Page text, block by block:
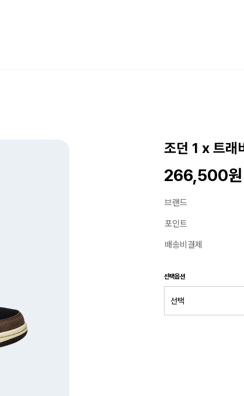
조던 1 x 트래
266,500원
브랜드
포인트
배송비결제
선택옵션